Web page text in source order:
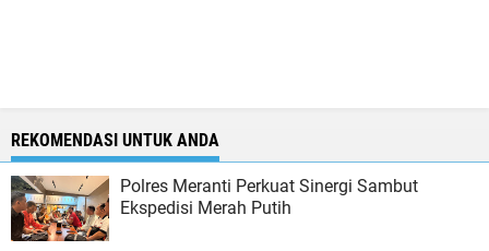
REKOMENDASI UNTUK ANDA
Polres Meranti Perkuat Sinergi Sambut
Ekspedisi Merah Putih